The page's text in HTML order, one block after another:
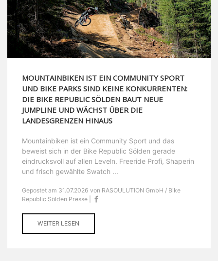
MOUNTAINBIKEN IST EIN COMMUNITY SPORT
UND BIKE PARKS SIND KEINE KONKURRENTEN:
DIE BIKE REPUBLIC SÖLDEN BAUT NEUE
JUMPLINE UND WÄCHST ÜBER DIE
LANDESGRENZEN HINAUS
Mountainbiken ist ein Community Sport und das
beweist sich in der Bike Republic Sölden gerade
eindrucksvoll auf allen Leveln. Freeride Profi, Shaperin
und frisch gewählte Swatch ...
Gepostet am 31.07.2026 von RASOULUTION GmbH / Bike
Republic Sölden Presse |
WEITER LESEN